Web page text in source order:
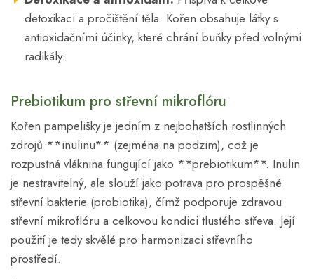
detoxikaci a pročištění těla. Kořen obsahuje látky s
antioxidačními účinky, které chrání buňky před volnými
radikály.
Prebiotikum pro střevní mikroflóru
Kořen pampelišky je jedním z nejbohatších rostlinných
zdrojů **inulinu** (zejména na podzim), což je
rozpustná vláknina fungující jako **prebiotikum**. Inulin
je nestravitelný, ale slouží jako potrava pro prospěšné
střevní bakterie (probiotika), čímž podporuje zdravou
střevní mikroflóru a celkovou kondici tlustého střeva. Její
použití je tedy skvělé pro harmonizaci střevního
prostředí.